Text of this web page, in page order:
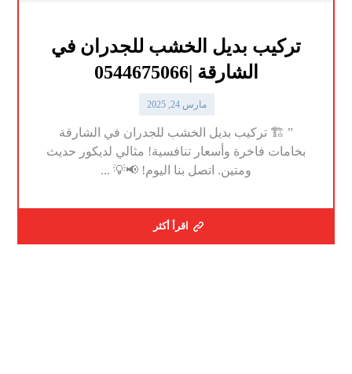
تركيب بديل الخشب للجدران في
الشارقة |0544675066
مارس 24, 2025
” 🏗️ تركيب بديل الخشب للجدران في الشارقة
بخامات فاخرة وأسعار تنافسية! مثالي لديكور حديث
ومتين. اتصل بنا اليوم! 📢💡 ...
اقرأ أكثر